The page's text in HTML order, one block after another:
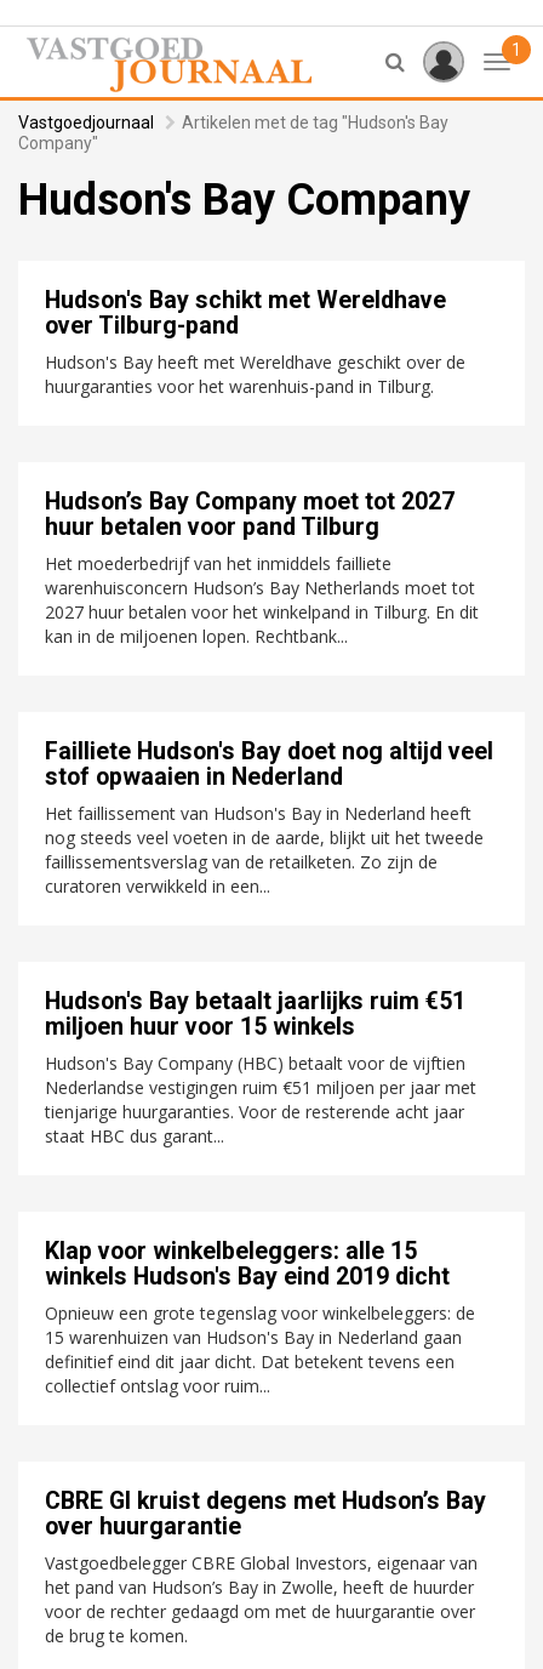
1
Vastgoedjournaal
Artikelen met de tag "Hudson's Bay
Company"
Hudson's Bay Company
Hudson's Bay schikt met Wereldhave
over Tilburg-pand
Hudson's Bay heeft met Wereldhave geschikt over de
huurgaranties voor het warenhuis-pand in Tilburg.
Hudson’s Bay Company moet tot 2027
huur betalen voor pand Tilburg
Het moederbedrijf van het inmiddels failliete
warenhuisconcern Hudson’s Bay Netherlands moet tot
2027 huur betalen voor het winkelpand in Tilburg. En dit
kan in de miljoenen lopen. Rechtbank...
Failliete Hudson's Bay doet nog altijd veel
stof opwaaien in Nederland
Het faillissement van Hudson's Bay in Nederland heeft
nog steeds veel voeten in de aarde, blijkt uit het tweede
faillissementsverslag van de retailketen. Zo zijn de
curatoren verwikkeld in een...
Hudson's Bay betaalt jaarlijks ruim €51
miljoen huur voor 15 winkels
Hudson's Bay Company (HBC) betaalt voor de vijftien
Nederlandse vestigingen ruim €51 miljoen per jaar met
tienjarige huurgaranties. Voor de resterende acht jaar
staat HBC dus garant...
Klap voor winkelbeleggers: alle 15
winkels Hudson's Bay eind 2019 dicht
Opnieuw een grote tegenslag voor winkelbeleggers: de
15 warenhuizen van Hudson's Bay in Nederland gaan
definitief eind dit jaar dicht. Dat betekent tevens een
collectief ontslag voor ruim...
CBRE GI kruist degens met Hudson’s Bay
over huurgarantie
Vastgoedbelegger CBRE Global Investors, eigenaar van
het pand van Hudson’s Bay in Zwolle, heeft de huurder
voor de rechter gedaagd om met de huurgarantie over
de brug te komen.